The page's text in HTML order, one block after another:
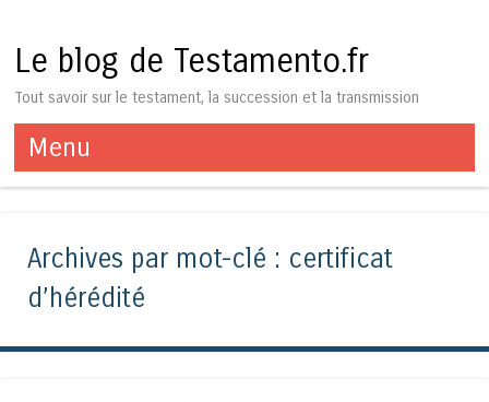
Le blog de Testamento.fr
Tout savoir sur le testament, la succession et la transmission
Menu
Aller au contenu
Archives par mot-clé : certificat
d’hérédité